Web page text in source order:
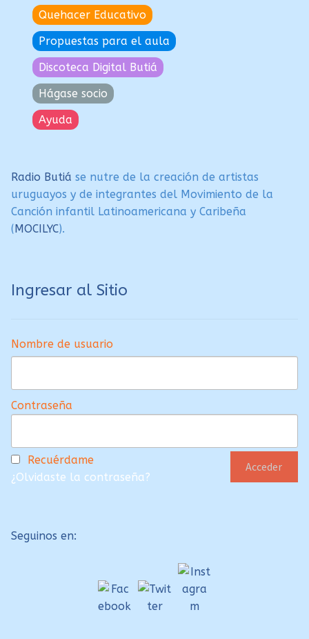
Quehacer Educativo
Propuestas para el aula
Discoteca Digital Butiá
Hágase socio
Ayuda
Radio Butiá se nutre de la creación de artistas
uruguayos y de integrantes del Movimiento de la
Canción infantil Latinoamericana y Caribeña
(MOCILYC).
Ingresar al Sitio
Nombre de usuario
Contraseña
Recuérdame
¿Olvidaste la contraseña?
Seguinos en: